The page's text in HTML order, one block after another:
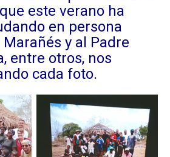
este verano ha
en persona
y al Padre
entre otros, nos
cada foto.